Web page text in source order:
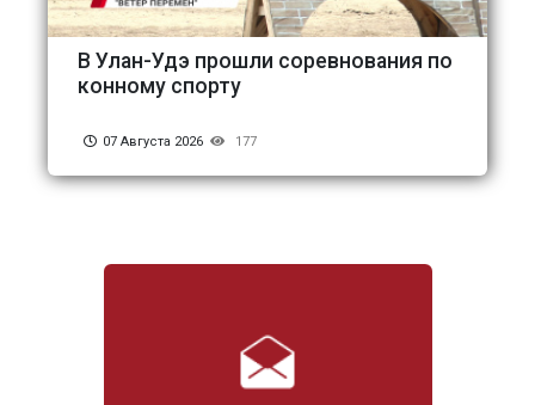
В Улан-Удэ прошли соревнования по
конному спорту
07 Августа 2026 177